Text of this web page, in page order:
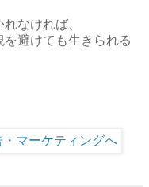
なければ、
避けても生きられる